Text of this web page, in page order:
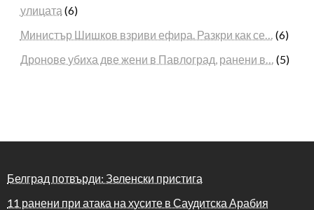
улицата (6)
Министър Шишков взриви ефира. Разкри как се…
(6)
Дронове убиха две жени в Павлоград, ранени в…
(5)
Белград потвърди: Зеленски пристига
11 ранени при атака на хусите в Саудитска Арабия